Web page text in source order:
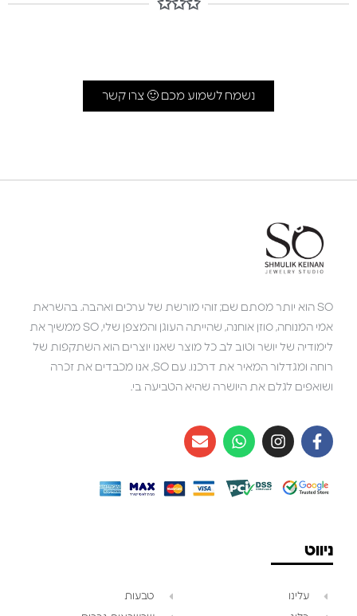
נשמח לשמוע מכם 🙂 צרו קשר
SO הוא יותר מסתם שם; זוהי מורשת של ערכים ואהבה. בהשראת
אמי המנוחה, סוזן אוחנה, שהייתה העוגן והמצפן שלי, SO ממשיך את
לימודיה של יושר וטוב לב. כל מוצר שאנו יוצרים הוא השתקפות של
רוחה ומגדלור המאיר את דרכנו. עם SO, אנו מכבדים את זכרה
ושואפים לגלם את היושרה שהיא הטביעה בי.
ניווט
עלינו טבעות